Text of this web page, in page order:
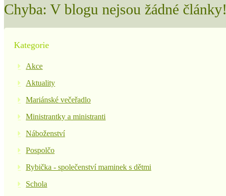
Chyba: V blogu nejsou žádné články!
Kategorie
Akce
Aktuality
Mariánské večeřadlo
Ministrantky a ministranti
Náboženství
Pospolčo
Rybička - společenství maminek s dětmi
Schola